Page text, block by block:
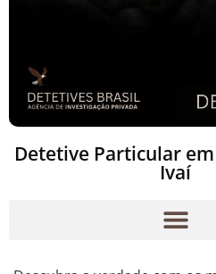
Detetive Particular
Ivaí